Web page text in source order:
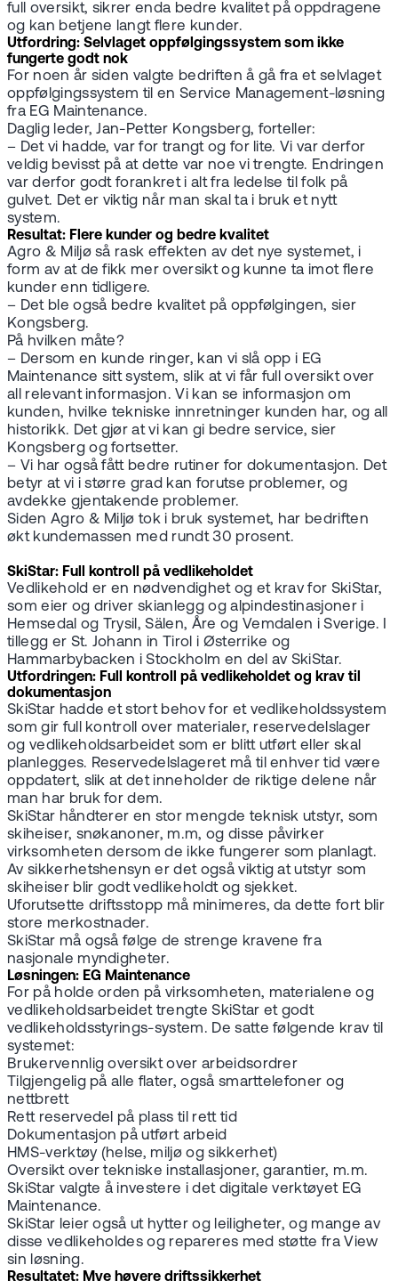
full oversikt, sikrer enda bedre kvalitet på oppdragene
og kan betjene langt flere kunder.
Utfordring: Selvlaget oppfølgingssystem som ikke
fungerte godt nok
For noen år siden valgte bedriften å gå fra et selvlaget
oppfølgingssystem til en Service Management-løsning
fra EG Maintenance.
Daglig leder, Jan-Petter Kongsberg, forteller:
– Det vi hadde, var for trangt og for lite. Vi var derfor
veldig bevisst på at dette var noe vi trengte. Endringen
var derfor godt forankret i alt fra ledelse til folk på
gulvet. Det er viktig når man skal ta i bruk et nytt
system.
Resultat: Flere kunder og bedre kvalitet
Agro & Miljø så rask effekten av det nye systemet, i
form av at de fikk mer oversikt og kunne ta imot flere
kunder enn tidligere.
– Det ble også bedre kvalitet på oppfølgingen, sier
Kongsberg.
På hvilken måte?
– Dersom en kunde ringer, kan vi slå opp i EG
Maintenance sitt system, slik at vi får full oversikt over
all relevant informasjon. Vi kan se informasjon om
kunden, hvilke tekniske innretninger kunden har, og all
historikk. Det gjør at vi kan gi bedre service, sier
Kongsberg og fortsetter.
– Vi har også fått bedre rutiner for dokumentasjon. Det
betyr at vi i større grad kan forutse problemer, og
avdekke gjentakende problemer.
Siden Agro & Miljø tok i bruk systemet, har bedriften
økt kundemassen med rundt 30 prosent.
SkiStar: Full kontroll på vedlikeholdet
Vedlikehold er en nødvendighet og et krav for SkiStar,
som eier og driver skianlegg og alpindestinasjoner i
Hemsedal og Trysil, Sälen, Åre og Vemdalen i Sverige. I
tillegg er St. Johann in Tirol i Østerrike og
Hammarbybacken i Stockholm en del av SkiStar.
Utfordringen: Full kontroll på vedlikeholdet og krav til
dokumentasjon
SkiStar hadde et stort behov for et vedlikeholdssystem
som gir full kontroll over materialer, reservedelslager
og vedlikeholdsarbeidet som er blitt utført eller skal
planlegges. Reservedelslageret må til enhver tid være
oppdatert, slik at det inneholder de riktige delene når
man har bruk for dem.
SkiStar håndterer en stor mengde teknisk utstyr, som
skiheiser, snøkanoner, m.m, og disse påvirker
virksomheten dersom de ikke fungerer som planlagt.
Av sikkerhetshensyn er det også viktig at utstyr som
skiheiser blir godt vedlikeholdt og sjekket.
Uforutsette driftsstopp må minimeres, da dette fort blir
store merkostnader.
SkiStar må også følge de strenge kravene fra
nasjonale myndigheter.
Løsningen: EG Maintenance
For på holde orden på virksomheten, materialene og
vedlikeholdsarbeidet trengte SkiStar et godt
vedlikeholdsstyrings-system. De satte følgende krav til
systemet:
Brukervennlig oversikt over arbeidsordrer
Tilgjengelig på alle flater, også smarttelefoner og
nettbrett
Rett reservedel på plass til rett tid
Dokumentasjon på utført arbeid
HMS-verktøy (helse, miljø og sikkerhet)
Oversikt over tekniske installasjoner, garantier, m.m.
SkiStar valgte å investere i det digitale verktøyet EG
Maintenance.
SkiStar leier også ut hytter og leiligheter, og mange av
disse vedlikeholdes og repareres med støtte fra View
sin løsning.
Resultatet: Mye høyere driftssikkerhet